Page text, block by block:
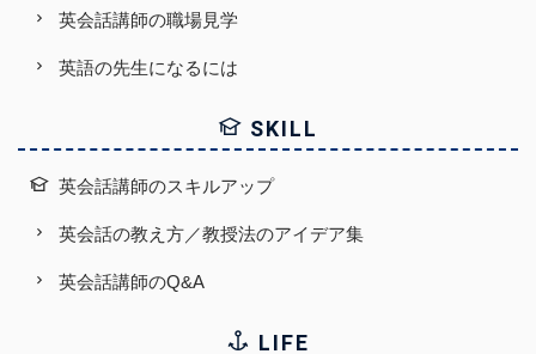
英会話講師の職場見学
英語の先生になるには
SKILL
英会話講師のスキルアップ
英会話の教え方／教授法のアイデア集
英会話講師のQ&A
LIFE